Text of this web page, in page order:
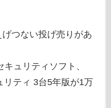
つない投げ売りがあ
ュリティソフト、
リティ 3台5年版が1万